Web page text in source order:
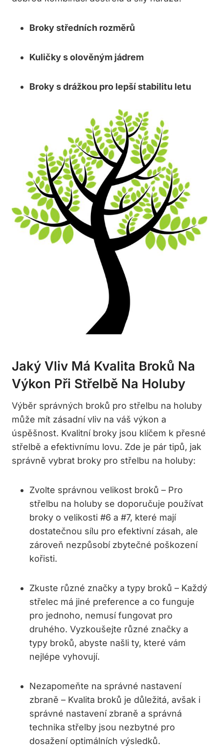
Broky​ středních rozměrů
Kuličky s olověným ⁢jádrem
Broky⁢ s ⁣drážkou pro lepší stabilitu letu
Jaký ‍vliv Má Kvalita ‌broků Na
Výkon Při Střelbě ‌na Holuby
Výběr správných broků pro střelbu na holuby
může mít zásadní ‍vliv na váš výkon a
úspěšnost. Kvalitní broky jsou klíčem​ k ⁣přesné
střelbě ⁣a efektivnímu lovu. Zde je ⁣pár⁢ tipů, ⁢jak ​
správně vybrat broky pro⁤ střelbu na holuby:
Zvolte správnou velikost broků‍ – Pro
střelbu ‍na ⁢holuby se doporučuje​ používat
broky⁤ o velikosti #6 a #7, které mají
dostatečnou sílu pro efektivní zásah, ale
zároveň nezpůsobí zbytečné poškození
kořisti.
Zkuste různé značky⁢ a typy broků – Každý
střelec má‍ jiné‍ preference a‍ co funguje
pro jednoho, nemusí fungovat⁢ pro
druhého. Vyzkoušejte různé značky a
typy broků, abyste našli ty, ⁤které vám
nejlépe vyhovují.
Nezapomeňte⁣ na správné nastavení
zbraně – Kvalita broků je‍ důležitá, avšak i
správné nastavení zbraně a správná
‍technika střelby jsou nezbytné pro
dosažení optimálních výsledků.